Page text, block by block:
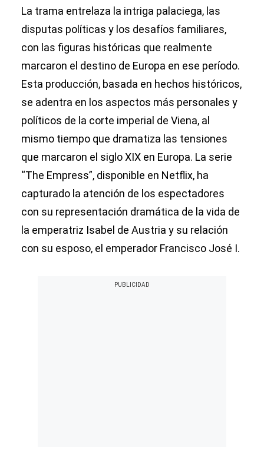
La trama entrelaza la intriga palaciega, las
disputas políticas y los desafíos familiares,
con las figuras históricas que realmente
marcaron el destino de Europa en ese período.
Esta producción, basada en hechos históricos,
se adentra en los aspectos más personales y
políticos de la corte imperial de Viena, al
mismo tiempo que dramatiza las tensiones
que marcaron el siglo XIX en Europa. La serie
“The Empress”, disponible en Netflix, ha
capturado la atención de los espectadores
con su representación dramática de la vida de
la emperatriz Isabel de Austria y su relación
con su esposo, el emperador Francisco José I.